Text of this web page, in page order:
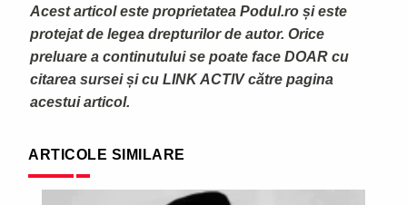
Acest articol este proprietatea Podul.ro și este
protejat de legea drepturilor de autor. Orice
preluare a continutului se poate face DOAR cu
citarea sursei și cu LINK ACTIV către pagina
acestui articol.
ARTICOLE SIMILARE